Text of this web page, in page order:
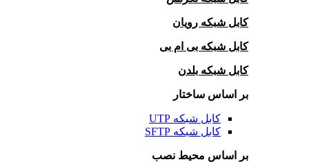
کابل شبکه رویان
کابل شبکه بی ام بی
کابل شبکه بلدن
بر اساس ساختار
کابل شبکه UTP
کابل شبکه SFTP
بر اساس محیط نصب